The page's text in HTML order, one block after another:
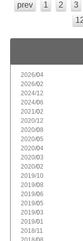
prev 1 2 3
2026/ 4
2026/ 2
2024/12
2024/ 6
2021/ 2
2020/12
2020/ 8
2020/ 5
2020/ 4
2020/ 3
2020/ 2
2019/10
2019/ 8
2019/ 6
2019/ 5
2019/ 3
2019/ 1
2018/11